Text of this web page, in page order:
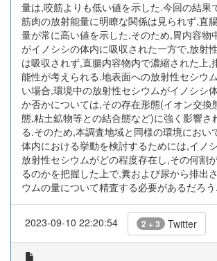
量は,咬筋よりも低い値を示した.今回の結果
筋肉の放射能量に明瞭な関係は見られず,直
量が常に高い値を示した.そのため,胃内容物
がイノシシの体内に吸収された一方で,放射
は吸収されず,直腸内容物内で濃縮された上,
能性が考えられる.地表面への放射性セシウ
い場合,環境中の放射性セシウムがイノシシ
か否かについては,その存在形態(イオン交換
態,粘土鉱物等との結合態など)に強く影響さ
る.そのため,本調査地域と同様の環境におい
体内における挙動を検討するためには,イノ
放射性セシウムがどの程度存在し,その何割
るのかを把握した上で,糞および尿から排出
ウムの量について精査する必要があるだろう.
2023-09-10 22:20:54 2 + 3 Twitter